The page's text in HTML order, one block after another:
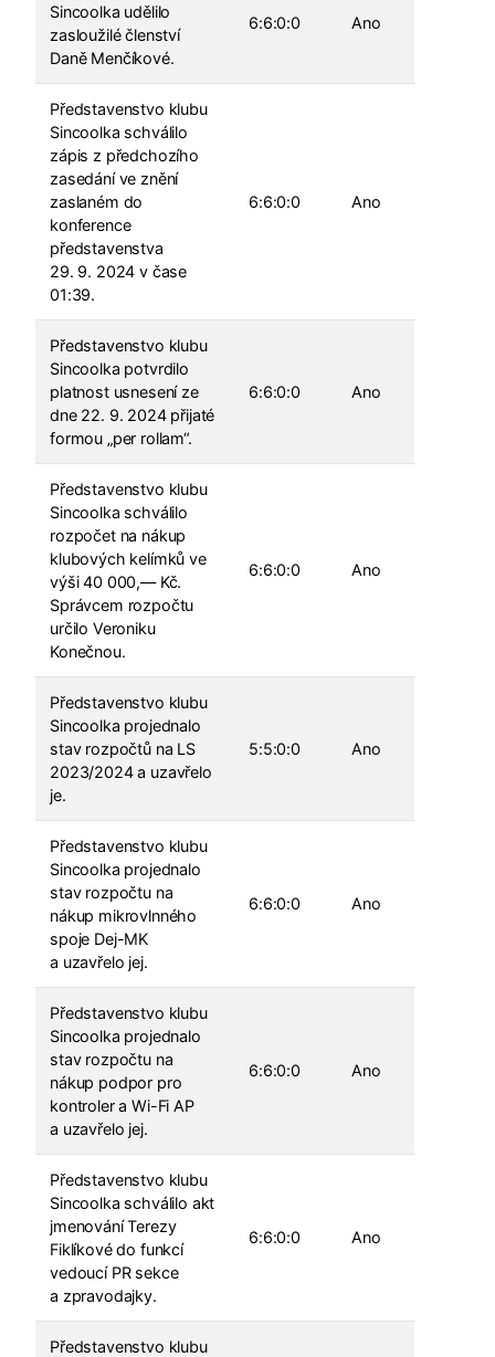
Sincoolka udělilo
zasloužilé členství
Daně Menčíkové.
6:6:0:0 Ano
Představenstvo klubu
Sincoolka schválilo
zápis z předchozího
zasedání ve znění
zaslaném do
konference
představenstva
29. 9. 2024 v čase
01:39.
6:6:0:0 Ano
Představenstvo klubu
Sincoolka potvrdilo
platnost usnesení ze
dne 22. 9. 2024 přijaté
formou „per rollam“.
6:6:0:0 Ano
Představenstvo klubu
Sincoolka schválilo
rozpočet na nákup
klubových kelímků ve
výši 40 000,― Kč.
Správcem rozpočtu
určilo Veroniku
Konečnou.
6:6:0:0 Ano
Představenstvo klubu
Sincoolka projednalo
stav rozpočtů na LS
2023/2024 a uzavřelo
je.
5:5:0:0 Ano
Představenstvo klubu
Sincoolka projednalo
stav rozpočtu na
nákup mikrovlnného
spoje Dej-MK
a uzavřelo jej.
6:6:0:0 Ano
Představenstvo klubu
Sincoolka projednalo
stav rozpočtu na
nákup podpor pro
kontroler a Wi-Fi AP
a uzavřelo jej.
6:6:0:0 Ano
Představenstvo klubu
Sincoolka schválilo akt
jmenování Terezy
Fiklíkové do funkcí
vedoucí PR sekce
a zpravodajky.
6:6:0:0 Ano
Představenstvo klubu